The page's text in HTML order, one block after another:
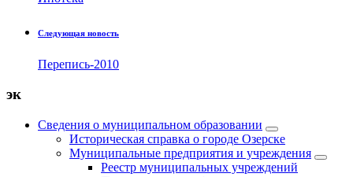
Следующая новость
Перепись-2010
эк
Сведения о муниципальном образовании
Историческая справка о городе Озерске
Муниципальные предприятия и учреждения
Реестр муниципальных учреждений